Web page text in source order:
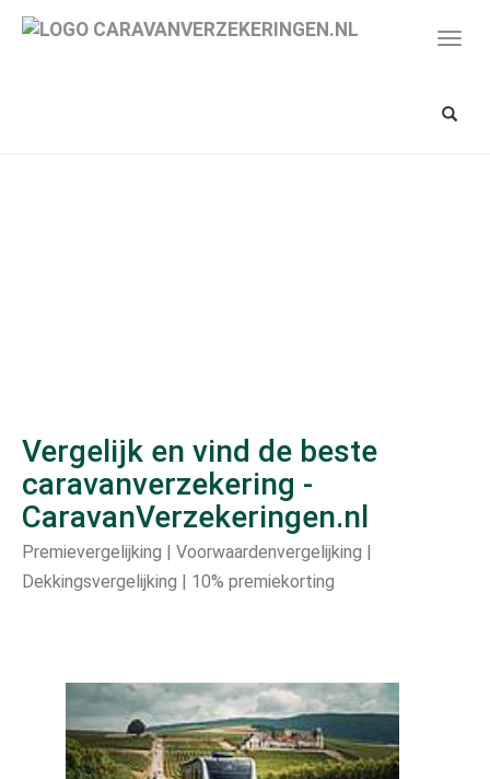
naar
Toon/
Vergelijk en vind de beste
caravanverzekering -
CaravanVerzekeringen.nl
Premievergelijking | Voorwaardenvergelijking |
Dekkingsvergelijking | 10% premiekorting